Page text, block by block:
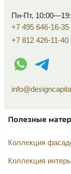
Пн-Пт,
+7 495 646-16-35
+7 812 426-11-40
WhatsApp контакт
Telegram
Полезные
Коллекция
Коллекция